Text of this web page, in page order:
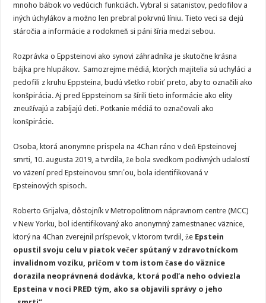
mnoho bábok vo vedúcich funkciách. Vybral si satanistov, pedofilov a
iných úchylákov a možno len prebral pokrvnú líniu. Tieto veci sa dejú
stáročia a informácie a rodokmeň si páni šíria medzi sebou.
Rozprávka o Eppsteinovi ako synovi záhradníka je skutočne krásna
bájka pre hlupákov. Samozrejme médiá, ktorých majitelia sú uchyláci a
pedofili z kruhu Eppsteina, budú všetko robiť preto, aby to označili ako
konšpirácia. Aj pred Eppsteinom sa šírili tieto informácie ako elity
zneužívajú a zabíjajú deti. Potkanie médiá to označovali ako
konšpirácie.
Osoba, ktorá anonymne prispela na 4Chan ráno v deň Epsteinovej
smrti, 10. augusta 2019, a tvrdila, že bola svedkom podivných udalostí
vo väzení pred Epsteinovou smrťou, bola identifikovaná v
Epsteinových spisoch.
Roberto Grijalva, dôstojník v Metropolitnom nápravnom centre (MCC)
v New Yorku, bol identifikovaný ako anonymný zamestnanec väznice,
ktorý na 4Chan zverejnil príspevok, v ktorom tvrdil, že Epstein
opustil svoju celu v piatok večer spútaný v zdravotníckom
invalidnom vozíku, pričom v tom istom čase do väznice
dorazila neoprávnená dodávka, ktorá podľa neho odviezla
Epsteina v noci PRED tým, ako sa objavili správy o jeho